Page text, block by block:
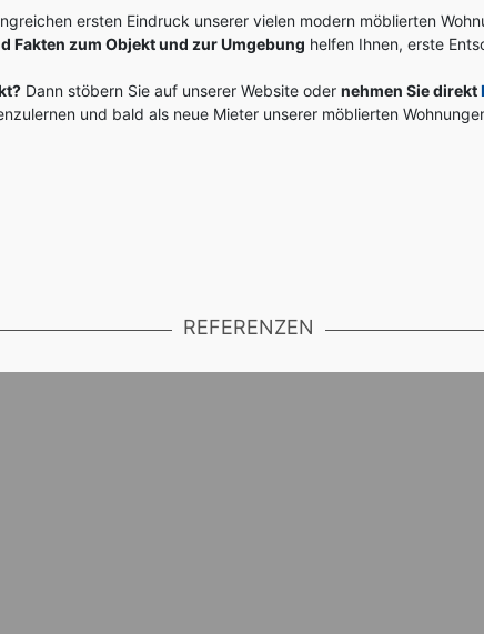
ersten Eindruck unserer vielen modern möblierten
Fakten zum Objekt und zur Umgebung helfen Ihnen, erste
Dann stöbern Sie auf unserer Website oder nehmen Sie direkt
und bald als neue Mieter unserer möblierten
REFERENZEN